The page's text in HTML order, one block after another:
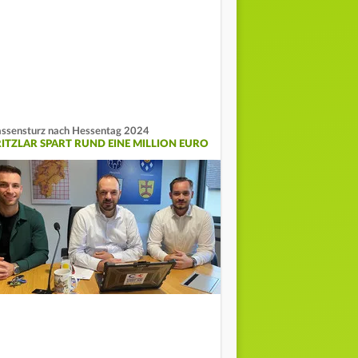
nach Hessentag 2024
SPART RUND EINE MILLION EURO